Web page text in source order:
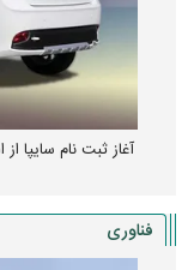
فناوری